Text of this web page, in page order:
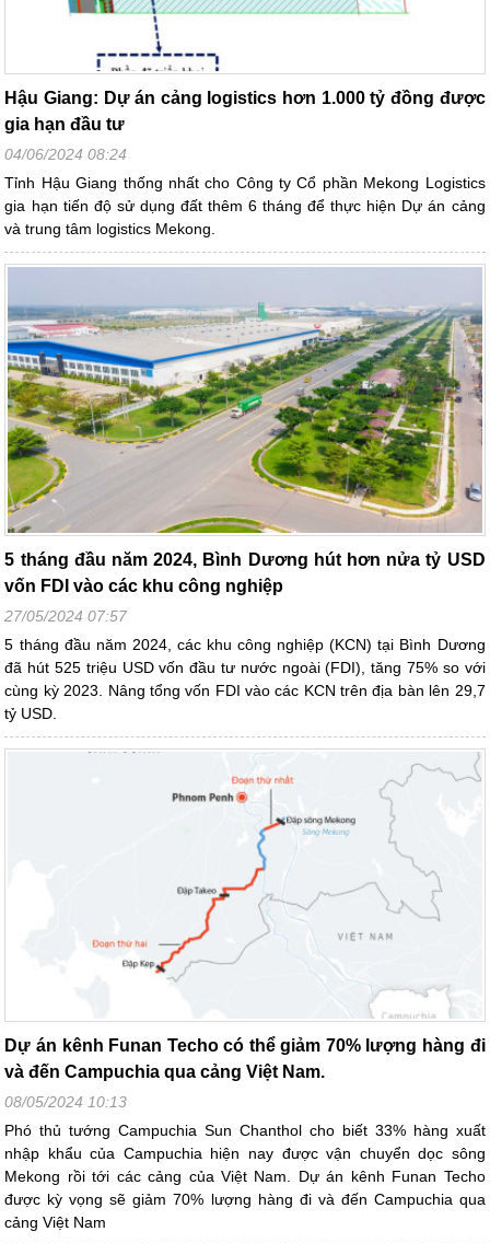
Hậu Giang: Dự án cảng logistics hơn 1.000 tỷ đồng được
gia hạn đầu tư
04/06/2024 08:24
Tỉnh Hậu Giang thống nhất cho Công ty Cổ phần Mekong Logistics
gia hạn tiến độ sử dụng đất thêm 6 tháng để thực hiện Dự án cảng
và trung tâm logistics Mekong.
5 tháng đầu năm 2024, Bình Dương hút hơn nửa tỷ USD
vốn FDI vào các khu công nghiệp
27/05/2024 07:57
5 tháng đầu năm 2024, các khu công nghiệp (KCN) tại Bình Dương
đã hút 525 triệu USD vốn đầu tư nước ngoài (FDI), tăng 75% so với
cùng kỳ 2023. Nâng tổng vốn FDI vào các KCN trên địa bàn lên 29,7
tỷ USD.
Dự án kênh Funan Techo có thể giảm 70% lượng hàng đi
và đến Campuchia qua cảng Việt Nam.
08/05/2024 10:13
Phó thủ tướng Campuchia Sun Chanthol cho biết 33% hàng xuất
nhập khẩu của Campuchia hiện nay được vận chuyển dọc sông
Mekong rồi tới các cảng của Việt Nam. Dự án kênh Funan Techo
được kỳ vọng sẽ giảm 70% lượng hàng đi và đến Campuchia qua
cảng Việt Nam